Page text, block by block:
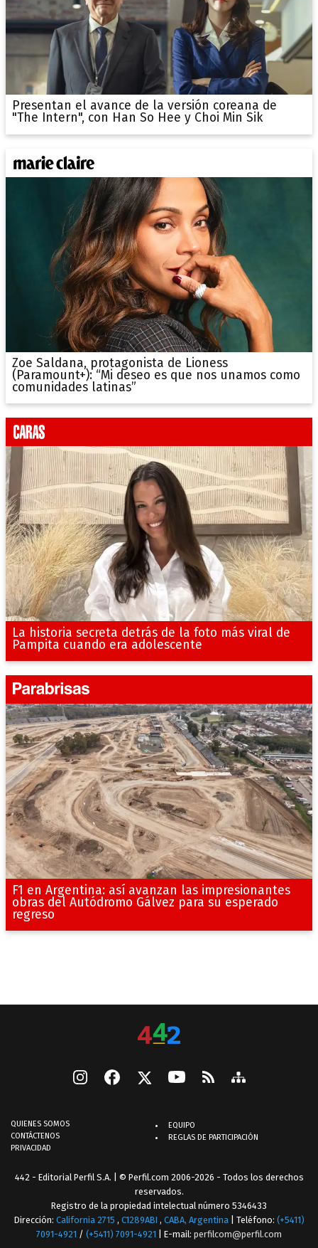
Presentan el avance de la versión coreana de
"The Intern", con Han So Hee y Choi Min Sik
Zoe Saldana, protagonista de Lioness
(Paramount+): “Mi deseo es que nos unamos como
comunidades latinas”
La historia secreta detrás de la foto más viral de
Pampita cuando era adolescente
F1 en Argentina: así avanzan las impresionantes
obras del Autódromo Gálvez para su esperado
regreso
QUIENES SOMOS
CONTÁCTENOS
PRIVACIDAD
EQUIPO
REGLAS DE PARTICIPACIÓN
442 - Editorial Perfil S.A. | © Perfil.com 2006-2026 - Todos los derechos
reservados.
Registro de la propiedad intelectual número 5346433
Dirección: California 2715 , C1289ABI , CABA, Argentina | Teléfono: (+5411)
7091-4921 / (+5411) 7091-4921 | E-mail: perfilcom@perfil.com